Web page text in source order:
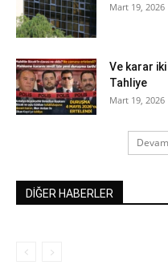
Mart 19, 2026
Ve karar
Tahliye
Mart 19, 2026
DİĞER HABERLER